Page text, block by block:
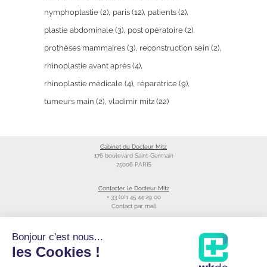
nymphoplastie (2) paris (12) patients (2)
plastie abdominale (3) post opératoire (2)
prothèses mammaires (3) reconstruction sein (2)
rhinoplastie avant après (4)
rhinoplastie médicale (4) réparatrice (9)
tumeurs main (2) vladimir mitz (22)
Cabinet du Docteur Mitz
176 boulevard Saint-Germain
75006 PARIS
Contacter le Docteur Mitz
+ 33 (0)1 45 44 29 00
Contact par mail
Bonjour c'est nous...
les Cookies !